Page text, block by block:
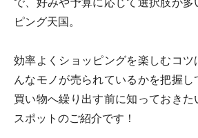
ピング天国。
効率よくショッピングを楽しむコ
んなモノが売られているかを把握
買い物へ繰り出す前に知っておき
スポットのご紹介です！